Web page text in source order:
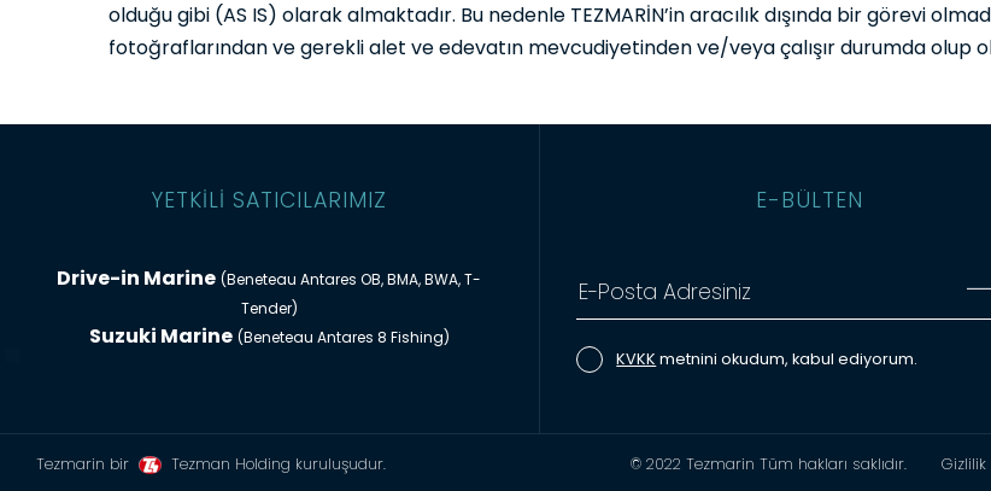
olduğu gibi (AS IS) olarak almaktadır. Bu nedenle TEZMARİN’in aracılık dışında bir görevi
fotoğraflarından ve gerekli alet ve edevatın mevcudiyetinden ve/veya çalışır durumda olup
YETKİLİ SATICILARIMIZ
Drive-in Marine (Beneteau Antares OB, BMA, BWA, T-
Tender)
Suzuki Marine (Beneteau Antares 8 Fishing)
E-BÜLTEN
KVKK metnini okudum, kabul ediyorum.
Tezmarin bir Tezman Holding kuruluşudur. © 2022 Tezmarin Tüm hakları saklıdır. Gizlilik